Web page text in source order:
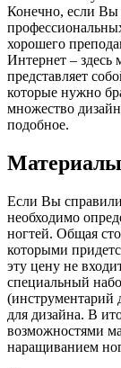
Конечно, если Вы
хорошего
Интернет –
представляет
которые нужно
множество
подобное.
Если Вы
необходимо
ногтей. Общая
которыми
эту цену не
специальный
(инструментарий
для дизайна. В
возможностями
наращиванием